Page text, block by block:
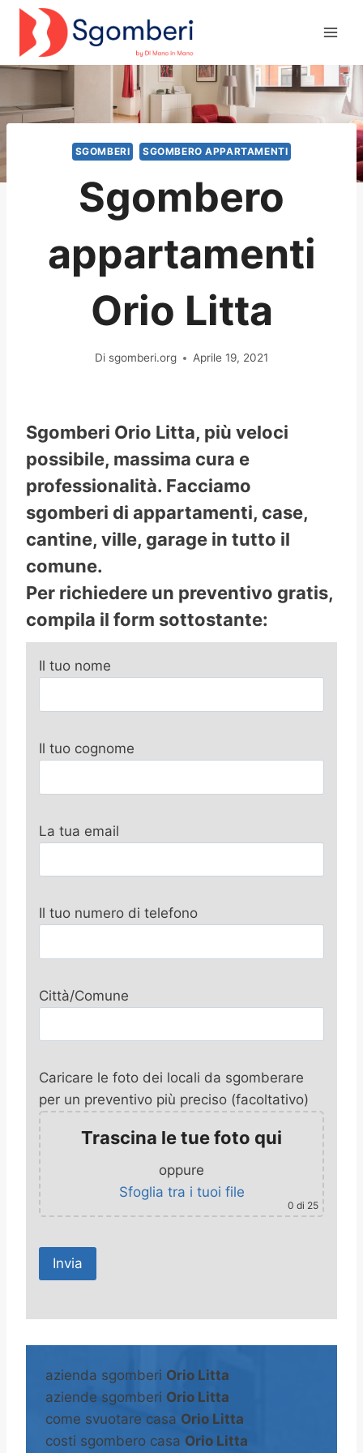
Salta
contenuto
SGOMBERI SGOMBERO APPARTAMENTI
Sgombero
appartamenti
Orio Litta
Di sgomberi.org Aprile 19, 2021
Sgomberi Orio Litta, più veloci
possibile, massima cura e
professionalità. Facciamo
sgomberi di appartamenti, case,
cantine, ville, garage in tutto il
comune.
Per richiedere un preventivo gratis,
compila il form sottostante:
Il tuo nome
Il tuo cognome
La tua email
Il tuo numero di telefono
Città/Comune
Caricare le foto dei locali da sgomberare
per un preventivo più preciso (facoltativo)
Trascina le tue foto qui
oppure
Sfoglia tra i tuoi file
0 di 25
A
e
n
a
azienda sgomberi Orio Litta
aziende sgomberi Orio Litta
come svuotare casa Orio Litta
costi sgombero casa Orio Litta